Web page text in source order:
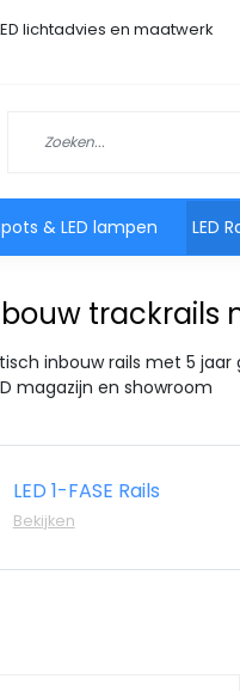
lichtadvies en maatwerk
& LED lampen LED
inbouw rails met 5
magazijn en showroom
LED 1-FASE Rails
Bekijken